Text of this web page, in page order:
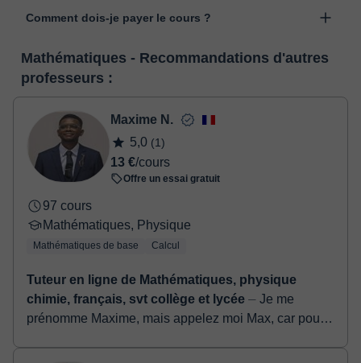
classgap, développée à des fins pédagogiques avec de
service de messagerie instantanée, le tableau blanc virtuel ou le
traitement de texte en ligne collaboratif.Voir la classe virtuelle
Comment dois-je payer le cours ?
paiement grâce à notre service de paiement virtuel. Vous avez
deux options:
- carte de débit / crédit
- Paypal
Une fois le paiement réglé, nous vous enverrons un e-mail pour
confirmer la réservation.
Mathématiques - Recommandations d'autres
professeurs :
Maxime N.
5,0 (1)
13 €/cours
Offre un essai gratuit
97 cours
Mathématiques, Physique
Mathématiques de base Calcul
Tuteur en ligne de Mathématiques, physique
chimie, français, svt collège et lycée ⏤ Je me
prénomme Maxime, mais appelez moi Max, car pour